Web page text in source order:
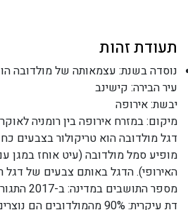
תעודת זהות
נוסדה בשנת: עצמאותה של מולדובה
עיר הבירה: קישינב
יבשת: אירופה
מיקום: במזרח אירופה בין רומניה
דגל מולדובה הוא טריקולור בצבעים
מופיע סמל מולדובה (עיט אוחז במגן
האירופי). הדגל באותם צבעים של דגל
מספר התושבים במדינה: ב-2017 התגוררו בה כ-3.5 מיליון נפשות.
דת עיקרית: 90% מהמולדובים הם נוצרים אורתודוקסים